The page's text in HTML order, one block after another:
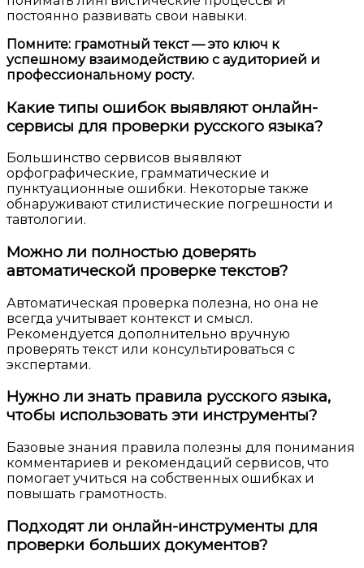
постоянно развивать свои навыки.
Помните: грамотный текст — это ключ к
успешному взаимодействию с аудиторией и
профессиональному росту.
Какие типы ошибок выявляют онлайн-
сервисы для проверки русского языка?
Большинство сервисов выявляют
орфографические, грамматические и
пунктуационные ошибки. Некоторые также
обнаруживают стилистические погрешности и
тавтологии.
Можно ли полностью доверять
автоматической проверке текстов?
Автоматическая проверка полезна, но она не
всегда учитывает контекст и смысл.
Рекомендуется дополнительно вручную
проверять текст или консультироваться с
экспертами.
Нужно ли знать правила русского языка,
чтобы использовать эти инструменты?
Базовые знания правила полезны для понимания
комментариев и рекомендаций сервисов, что
помогает учиться на собственных ошибках и
повышать грамотность.
Подходят ли онлайн-инструменты для
проверки больших документов?